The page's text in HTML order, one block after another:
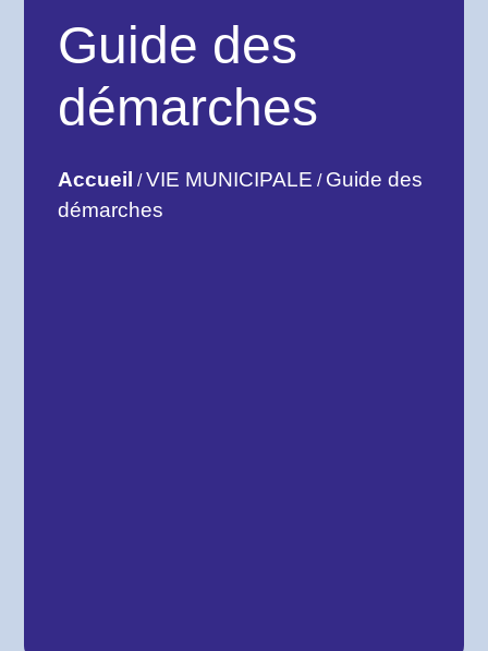
Guide des
démarches
Accueil /VIE MUNICIPALE / Guide des
démarches